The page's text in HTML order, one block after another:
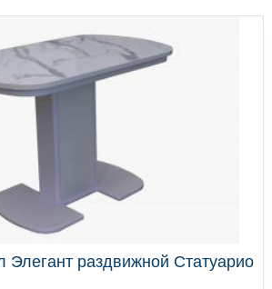
Элегант раздвижной Статуарио